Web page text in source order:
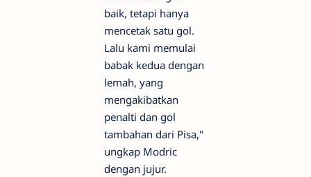
baik, tetapi hanya
mencetak satu gol.
Lalu kami memulai
babak kedua dengan
lemah, yang
mengakibatkan
penalti dan gol
tambahan dari Pisa,"
ungkap Modric
dengan jujur.